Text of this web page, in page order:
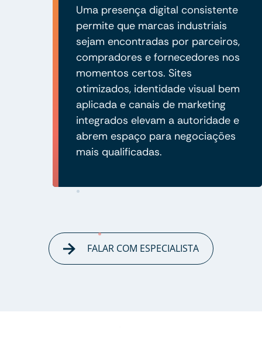
Uma presença digital consistente
permite que marcas industriais
sejam encontradas por parceiros,
compradores e fornecedores nos
momentos certos. Sites
otimizados, identidade visual bem
aplicada e canais de marketing
integrados elevam a autoridade e
abrem espaço para negociações
mais qualificadas.
FALAR COM ESPECIALISTA